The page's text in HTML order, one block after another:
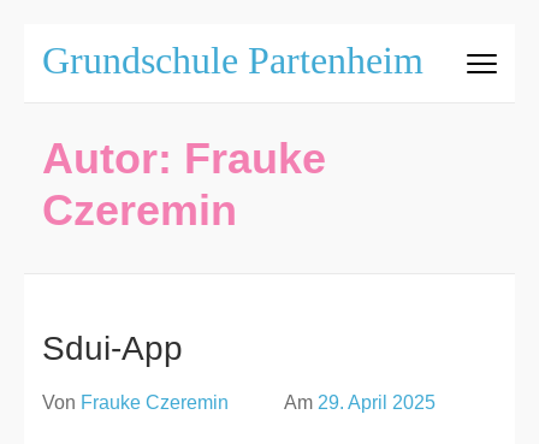
Inhalt
drücken)
Grundschule Partenheim
Autor: Frauke
Czeremin
Sdui-App
Von Frauke Czeremin Am 29. April 2025